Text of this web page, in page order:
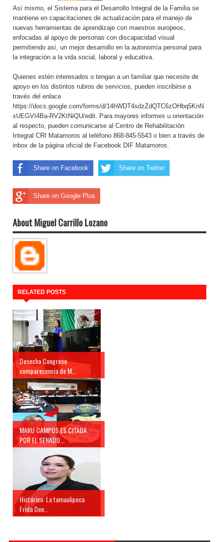
Así mismo, el Sistema para el Desarrollo Integral de la Familia se
mantiene en capacitaciones de actualización para el manejo de
nuevas herramientas de aprendizaje con maestros europeos,
enfocadas al apoyo de personas con discapacidad visual
permitiendo así, un mejor desarrollo en la autonomía personal para
la integración a la vida social, laboral y educativa.
Quienes estén interesados o tengan a un familiar que necesite de
apoyo en los distintos rubros de servicios, pueden inscribirse a
través del enlace
https://docs.google.com/forms/d/14hWDT4sdzZdQTC6zOHbq5KnN
xUEGVI4Ba-RV2KtNiQU/edit. Para mayores informes u orientación
al respecto, pueden comunicarse al Centro de Rehabilitación
Integral CRI Matamoros al teléfono 868-845-5543 o bien a través de
inbox de la página oficial de Facebook DIF Matamoros.
Share on Facebook Share on Twitter
Share on Google Plus
About Miguel Carrillo Lozano
RELATED POSTS
Desecha Congreso
comparecencia de M...
MARU CAMPOS ES CITADA
POR EL SENADO...
Histórico: La tamaulipeca
Frida Den...